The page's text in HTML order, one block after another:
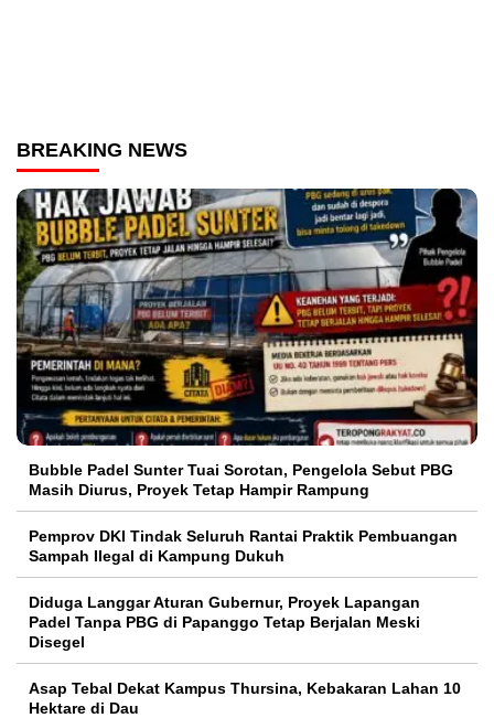
BREAKING NEWS
Bubble Padel Sunter Tuai Sorotan, Pengelola Sebut PBG
Masih Diurus, Proyek Tetap Hampir Rampung
Pemprov DKI Tindak Seluruh Rantai Praktik Pembuangan
Sampah Ilegal di Kampung Dukuh
Diduga Langgar Aturan Gubernur, Proyek Lapangan
Padel Tanpa PBG di Papanggo Tetap Berjalan Meski
Disegel
Asap Tebal Dekat Kampus Thursina, Kebakaran Lahan 10
Hektare di Dau